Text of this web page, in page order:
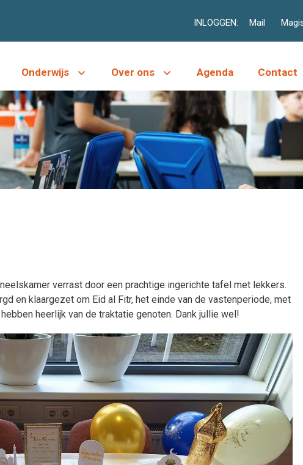
INLOGGEN: Mail
Onderwijs Over ons Agenda Contact
verrast door een prachtige ingerichte tafel met lekkers.
en klaargezet om Eid al Fitr, het einde van de vastenperiode, met
heerlijk van de traktatie genoten. Dank jullie wel!